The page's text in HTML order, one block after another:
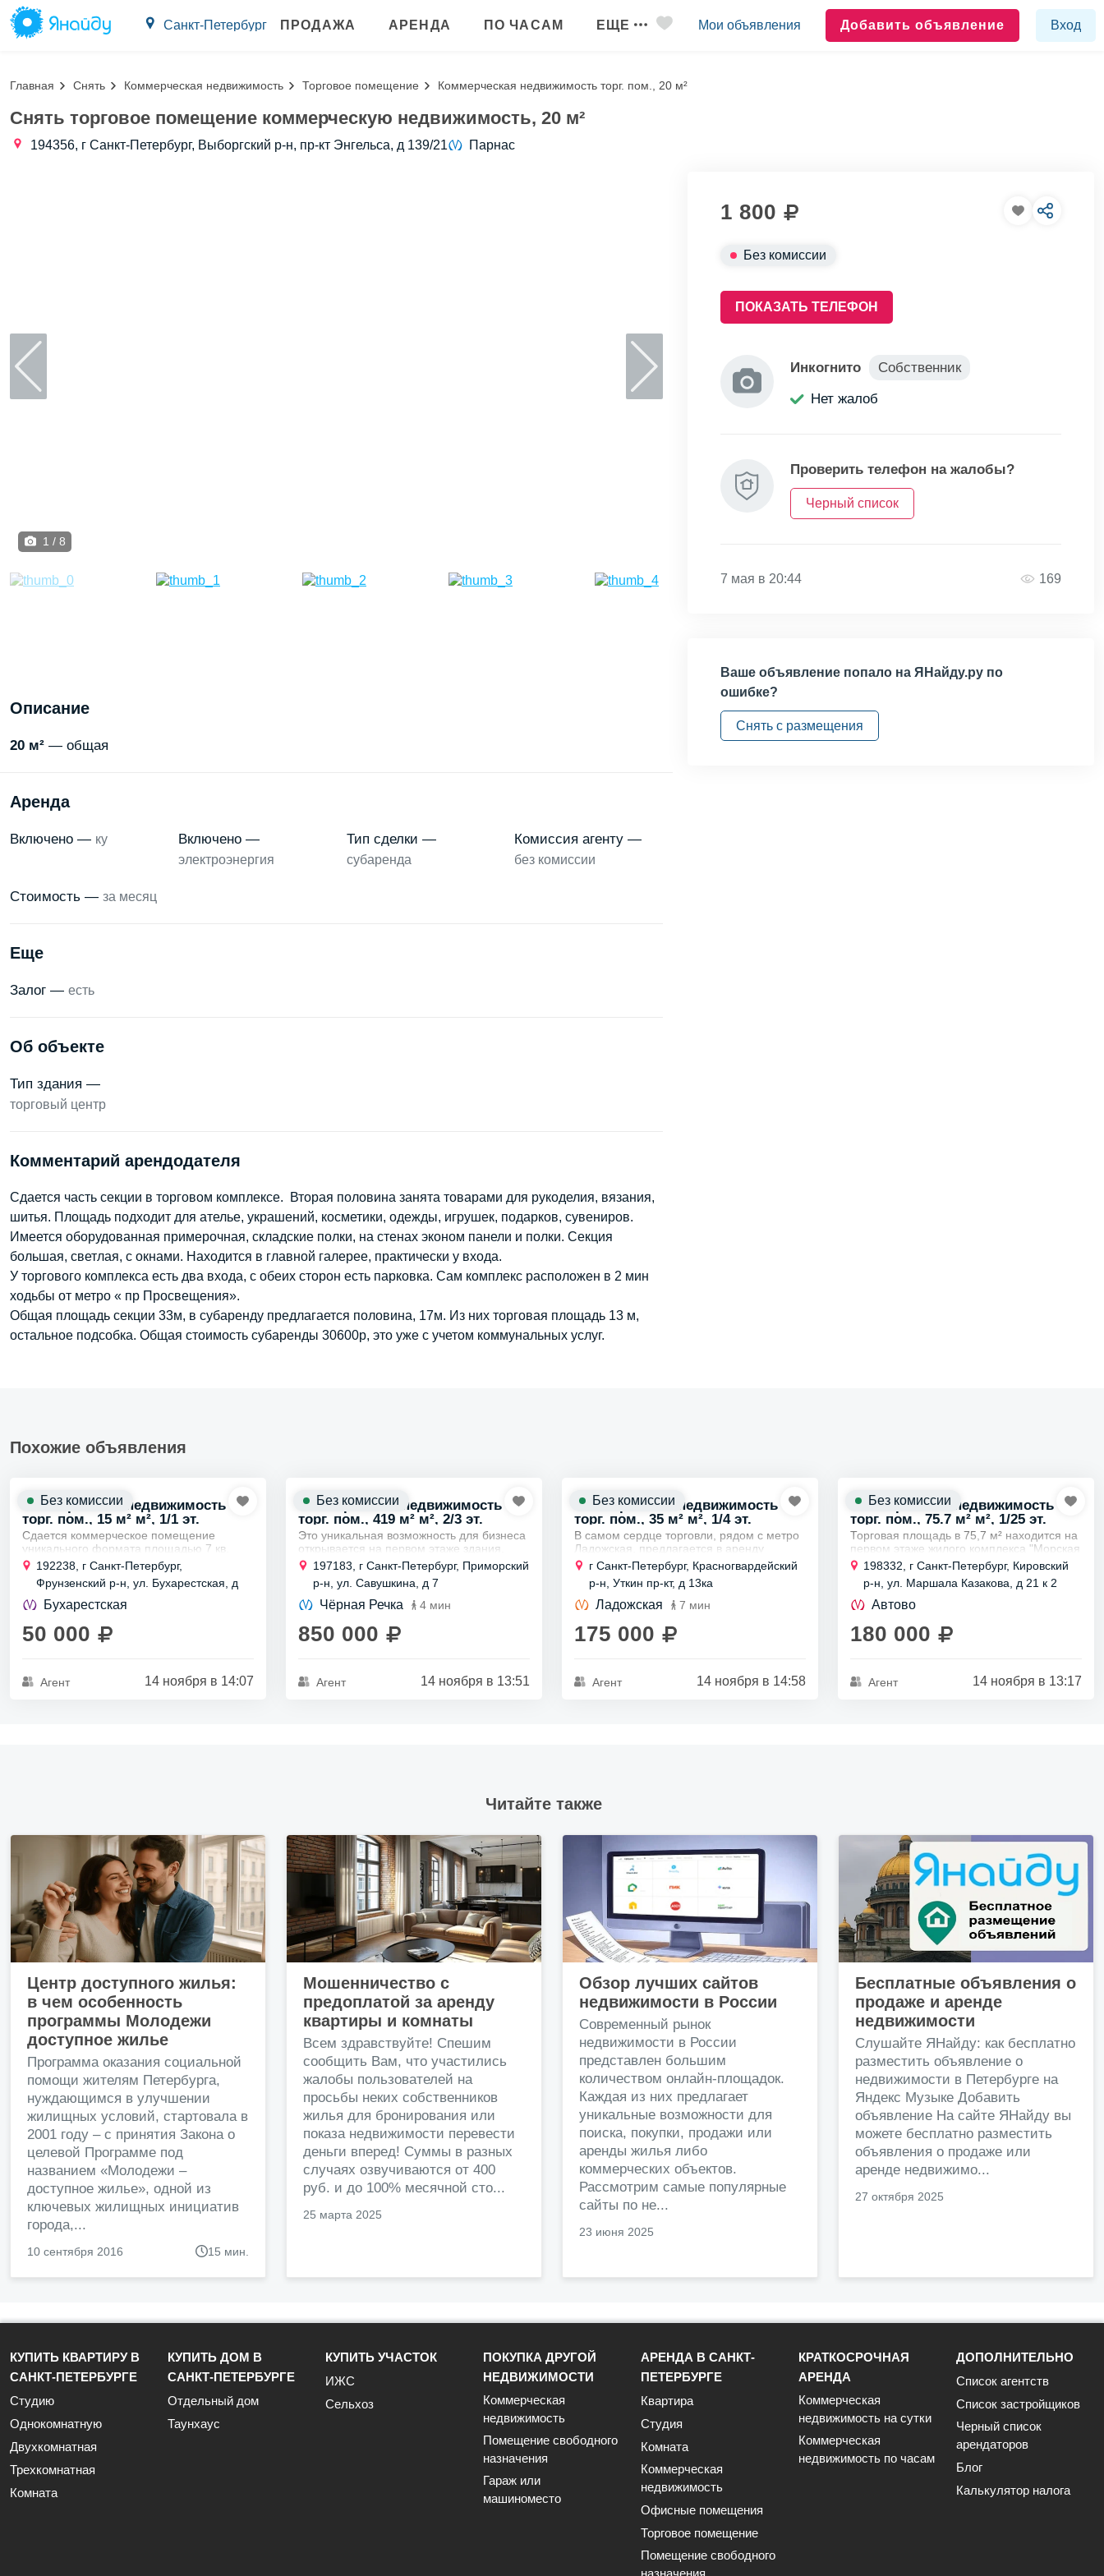
Санкт-Петербург ПРОДАЖА АРЕНДА ПО ЧАСАМ ЕЩЕ Мои объявления Добавить объявление Вход
Главная Снять Коммерческая недвижимость Торговое помещение Коммерческая недвижимость торг. пом., 20 м²
Снять торговое помещение коммерческую недвижимость, 20 м²
194356, г Санкт-Петербург, Выборгский р-н, пр-кт Энгельса, д 139/21 Парнас
1 / 8
1 800
Без комиссии
ПОКАЗАТЬ ТЕЛЕФОН
Инкогнито
Собственник
Нет жалоб
Проверить телефон на жалобы?
Черный список
7 мая в 20:44 169
Ваше объявление попало на ЯНайду.ру по
ошибке?
Снять с размещения
Описание
20 м² — общая
Аренда
Включено — ку Включено —
электроэнергия
Тип сделки —
субаренда
Комиссия агенту —
без комиссии
Стоимость — за месяц
Еще
Залог — есть
Об объекте
Тип здания —
торговый центр
Комментарий арендодателя
Сдается часть секции в торговом комплексе. Вторая половина занята товарами для рукоделия, вязания,
шитья. Площадь подходит для ателье, украшений, косметики, одежды, игрушек, подарков, сувениров.
Имеется оборудованная примерочная, складские полки, на стенах эконом панели и полки. Секция
большая, светлая, с окнами. Находится в главной галерее, практически у входа.
У торгового комплекса есть два входа, с обеих сторон есть парковка. Сам комплекс расположен в 2 мин
ходьбы от метро « пр Просвещения».
Общая площадь секции 33м, в субаренду предлагается половина, 17м. Из них торговая площадь 13 м,
остальное подсобка. Общая стоимость субаренды 30600р, это уже с учетом коммунальных услуг.
Похожие объявления
Коммерческая недвижимость
торг. пом., 15 м² м², 1/1 эт.
Сдается коммерческое помещение
уникального формата площадью 7 кв.
метров с электрической мощностью 7 кВт,
удачно расположенное на одном из
самых загруженных...
192238, г Санкт-Петербург,
Фрунзенский р-н, ул. Бухарестская, д
84Бухарестская
50 000
Агент 14 ноября в 14:07
Без комиссии
Коммерческая недвижимость
торг. пом., 419 м² м², 2/3 эт.
Это уникальная возможность для бизнеса
открывается на первом этаже здания,
расположенного на Торговой улице.
Помещение площадью 419 квадратных
метров идеальное...
197183, г Санкт-Петербург, Приморский
р-н, ул. Савушкина, д 7
Чёрная Речка 4 мин
850 000
Агент 14 ноября в 13:51
Без комиссии
Коммерческая недвижимость
торг. пом., 35 м² м², 1/4 эт.
В самом сердце торговли, рядом с метро
Ладожская, предлагается в аренду
коммерческое помещение на первом
этаже.
Общая площадь составляет 35
квадратных метров, что...
г Санкт-Петербург, Красногвардейский
р-н, Уткин пр-кт, д 13ка
Ладожская 7 мин
175 000
Агент 14 ноября в 14:58
Без комиссии
Коммерческая недвижимость
торг. пом., 75.7 м² м², 1/25 эт.
Торговая площадь в 75,7 м² находится на
первом этаже жилого комплекса "Морская
Миля", который представляет собой
современное здание, расположенное в
оживлённом...
198332, г Санкт-Петербург, Кировский
р-н, ул. Маршала Казакова, д 21 к 2
Автово
180 000
Агент 14 ноября в 13:17
Без комиссии
Читайте также
Центр доступного жилья:
в чем особенность
программы Молодежи
доступное жилье
Программа оказания социальной
помощи жителям Петербурга,
нуждающимся в улучшении
жилищных условий, стартовала в
2001 году – с принятия Закона о
целевой Программе под
названием «Молодежи –
доступное жилье», одной из
ключевых жилищных инициатив
города,...
10 сентября 2016 15 мин.
Мошенничество с
предоплатой за аренду
квартиры и комнаты
Всем здравствуйте! Спешим
сообщить Вам, что участились
жалобы пользователей на
просьбы неких собственников
жилья для бронирования или
показа недвижимости перевести
деньги вперед! Суммы в разных
случаях озвучиваются от 400
руб. и до 100% месячной сто...
25 марта 2025
Обзор лучших сайтов
недвижимости в России
Современный рынок
недвижимости в России
представлен большим
количеством онлайн-площадок.
Каждая из них предлагает
уникальные возможности для
поиска, покупки, продажи или
аренды жилья либо
коммерческих объектов.
Рассмотрим самые популярные
сайты по не...
23 июня 2025
Бесплатные объявления о
продаже и аренде
недвижимости
Слушайте ЯНайду: как бесплатно
разместить объявление о
недвижимости в Петербурге на
Яндекс Музыке Добавить
объявление На сайте ЯНайду вы
можете бесплатно разместить
объявления о продаже или
аренде недвижимо...
27 октября 2025
КУПИТЬ КВАРТИРУ В
САНКТ-ПЕТЕРБУРГЕ
Студию
Однокомнатную
Двухкомнатная
Трехкомнатная
Комната
КУПИТЬ ДОМ В
САНКТ-ПЕТЕРБУРГЕ
Отдельный дом
Таунхаус
КУПИТЬ УЧАСТОК
ИЖС
Сельхоз
ПОКУПКА ДРУГОЙ
НЕДВИЖИМОСТИ
Коммерческая
недвижимость
Помещение свободного
назначения
Гараж или
машиноместо
АРЕНДА В САНКТ-
ПЕТЕРБУРГЕ
Квартира
Студия
Комната
Коммерческая
недвижимость
Офисные помещения
Торговое помещение
Помещение свободного
назначения
КРАТКОСРОЧНАЯ
АРЕНДА
Коммерческая
недвижимость на сутки
Коммерческая
недвижимость по часам
ДОПОЛНИТЕЛЬНО
Список агентств
Список застройщиков
Черный список
арендаторов
Блог
Калькулятор налога